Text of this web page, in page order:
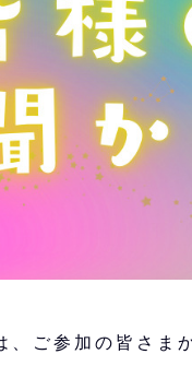
、ご参加の皆さま